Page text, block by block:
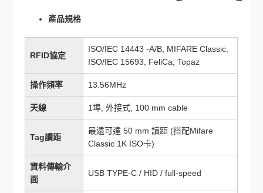
產品規格
RFID協定
ISO/IEC 14443 -A/B, MIFARE Classic,
ISO/IEC 15693, FeliCa, Topaz
操作頻率 13.56MHz
天線 1埠, 外接式, 100 mm cable
Tag讀距
最遠可達 50 mm 讀距 (搭配Mifare
Classic 1K ISO卡)
資料傳輸介
面
USB TYPE-C / HID / full-speed